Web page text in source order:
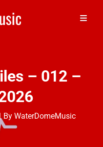
– 012 –
By Byline
WaterDomeMusic